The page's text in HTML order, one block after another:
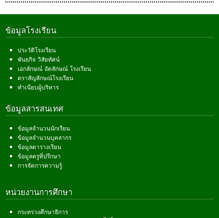
ข้อมูลโรงเรียน
ประวัติโรงเรียน
พันธกิจ วิสัยทัศน์
เอกลักษณ์ อัตลักษณ์ โรงเรียน
ตราสัญลักษณ์โรงเรียน
ทำเนียบผู้บริหาร
ข้อมูลสารสนเทศ
ข้อมูลจำนวนนักเรียน
ข้อมูลจำนวนบุคลากร
ข้อมูลตารางเรียน
ข้อมูลครูที่ปรึกษา
การจัดการความรู้
หน่วยงานการศึกษา
กระทรวงศึกษาธิการ